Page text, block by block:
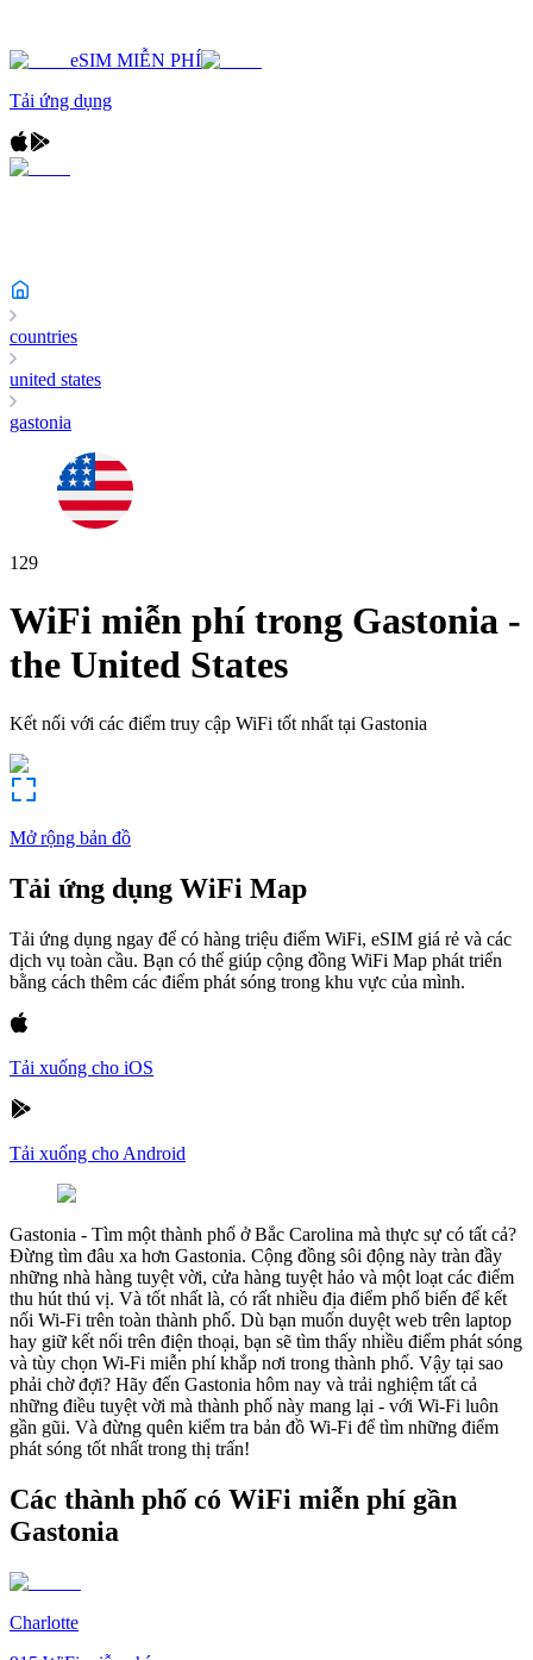
eSIM MIỄN PHÍ
Tải ứng dụng
countries
united states
gastonia
129
WiFi miễn phí trong Gastonia -
the United States
Kết nối với các điểm truy cập WiFi tốt nhất tại Gastonia
Mở rộng bản đồ
Tải ứng dụng WiFi Map
Tải ứng dụng ngay để có hàng triệu điểm WiFi, eSIM giá rẻ và các
dịch vụ toàn cầu. Bạn có thể giúp cộng đồng WiFi Map phát triển
bằng cách thêm các điểm phát sóng trong khu vực của mình.
Tải xuống cho iOS
Tải xuống cho Android
Gastonia - Tìm một thành phố ở Bắc Carolina mà thực sự có tất cả?
Đừng tìm đâu xa hơn Gastonia. Cộng đồng sôi động này tràn đầy
những nhà hàng tuyệt vời, cửa hàng tuyệt hảo và một loạt các điểm
thu hút thú vị. Và tốt nhất là, có rất nhiều địa điểm phổ biến để kết
nối Wi-Fi trên toàn thành phố. Dù bạn muốn duyệt web trên laptop
hay giữ kết nối trên điện thoại, bạn sẽ tìm thấy nhiều điểm phát sóng
và tùy chọn Wi-Fi miễn phí khắp nơi trong thành phố. Vậy tại sao
phải chờ đợi? Hãy đến Gastonia hôm nay và trải nghiệm tất cả
những điều tuyệt vời mà thành phố này mang lại - với Wi-Fi luôn
gần gũi. Và đừng quên kiểm tra bản đồ Wi-Fi để tìm những điểm
phát sóng tốt nhất trong thị trấn!
Các thành phố có WiFi miễn phí gần
Gastonia
Charlotte